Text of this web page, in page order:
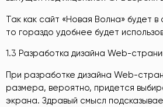
Так как сайт «Новая Волна» будет
то гораздо удобнее будет
1.3 Разработка дизайна Web-
При разработке дизайна Web-
размера, вероятно, придется
экрана. Здравый смысл